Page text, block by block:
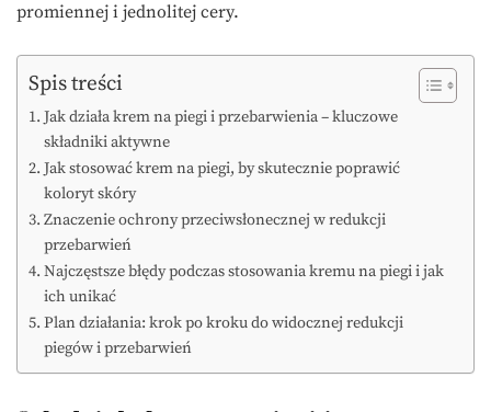
promiennej i jednolitej cery.
Spis treści
Jak działa krem na piegi i przebarwienia – kluczowe
składniki aktywne
Jak stosować krem na piegi, by skutecznie poprawić
koloryt skóry
Znaczenie ochrony przeciwsłonecznej w redukcji
przebarwień
Najczęstsze błędy podczas stosowania kremu na piegi i jak
ich unikać
Plan działania: krok po kroku do widocznej redukcji
piegów i przebarwień